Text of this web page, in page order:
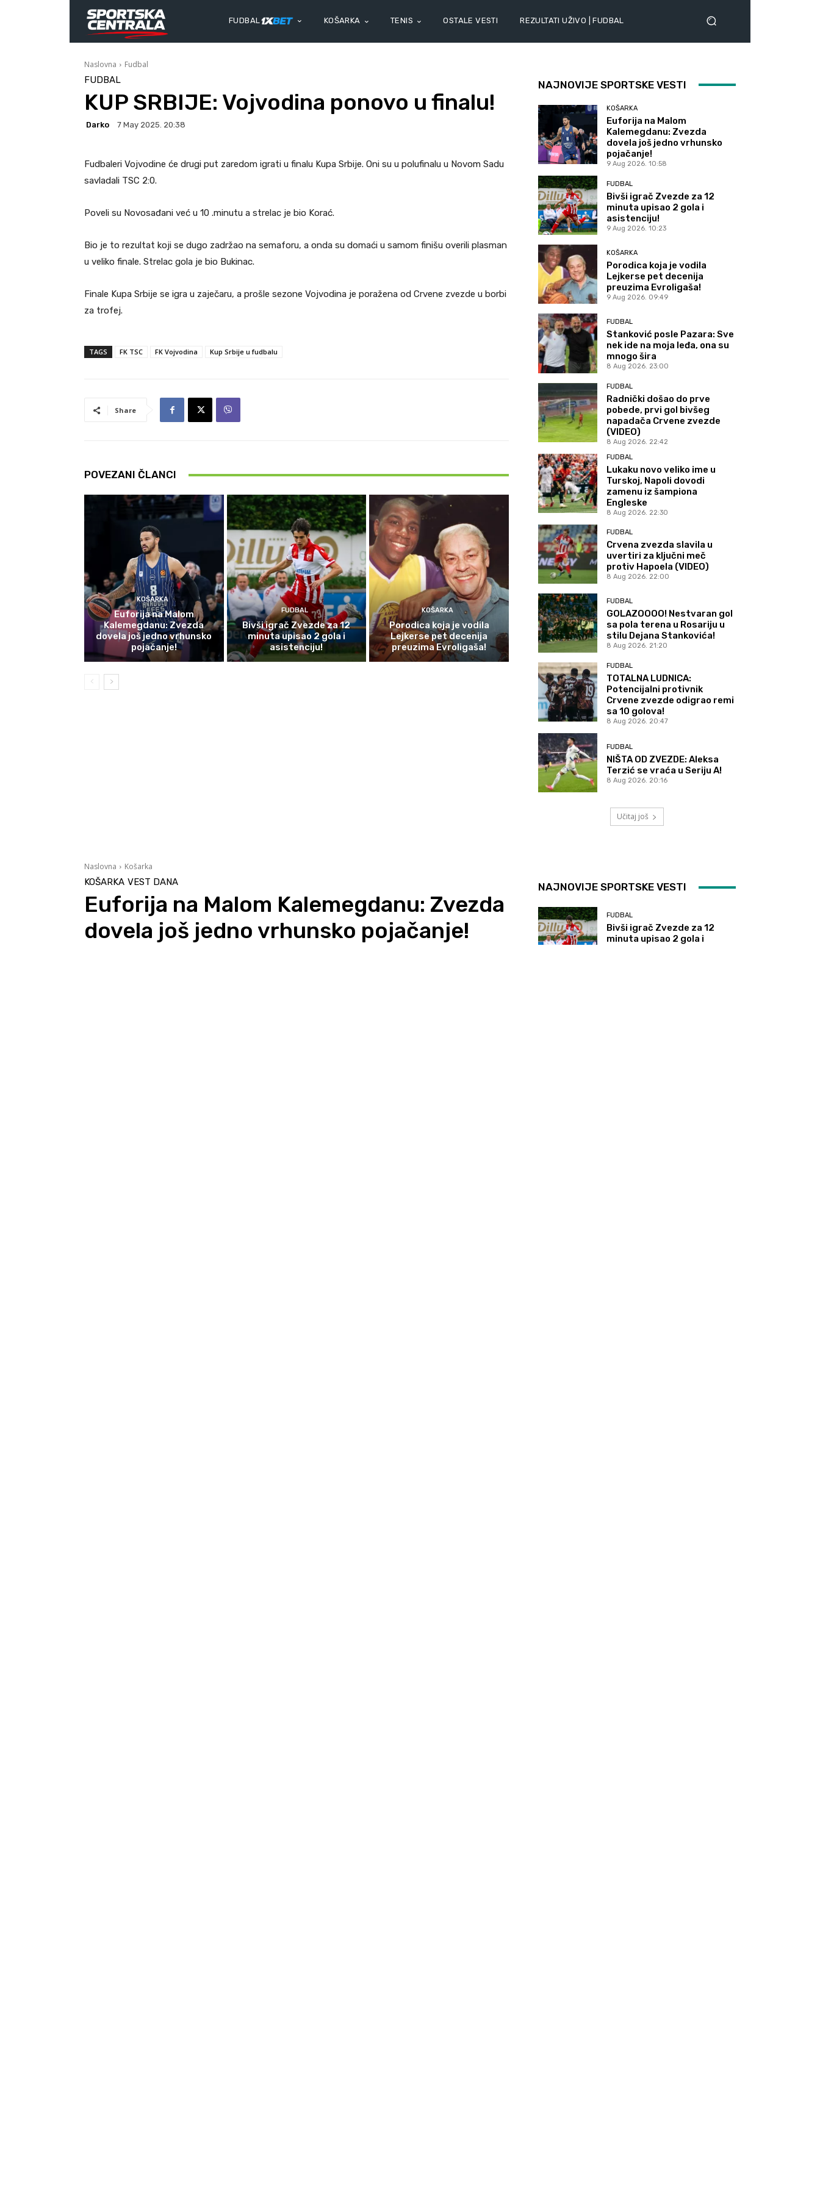
FUDBAL KOŠARKA TENIS OSTALE VESTI REZULTATI UŽIVO | FUDBAL
Naslovna Fudbal
FUDBAL
KUP SRBIJE: Vojvodina ponovo u finalu!
Darko 7 May 2025. 20:38
Fudbaleri Vojvodine će drugi put zaredom igrati u finalu Kupa Srbije. Oni su u polufinalu u Novom Sadu
savladali TSC 2:0.
Poveli su Novosađani već u 10 .minutu a strelac je bio Korać.
Bio je to rezultat koji se dugo zadržao na semaforu, a onda su domaći u samom finišu overili plasman
u veliko finale. Strelac gola je bio Bukinac.
Finale Kupa Srbije se igra u zaječaru, a prošle sezone Vojvodina je poražena od Crvene zvezde u borbi
za trofej.
TAGS FK TSC FK Vojvodina Kup Srbije u fudbalu
Share
POVEZANI ČLANCI
KOŠARKA
Euforija na Malom
Kalemegdanu: Zvezda
dovela još jedno vrhunsko
pojačanje!
FUDBAL
Bivši igrač Zvezde za 12
minuta upisao 2 gola i
asistenciju!
KOŠARKA
Porodica koja je vodila
Lejkerse pet decenija
preuzima Evroligaša!
NAJNOVIJE SPORTSKE VESTI
KOŠARKA
Euforija na Malom
Kalemegdanu: Zvezda
dovela još jedno vrhunsko
pojačanje!
9 Aug 2026. 10:58
FUDBAL
Bivši igrač Zvezde za 12
minuta upisao 2 gola i
asistenciju!
9 Aug 2026. 10:23
KOŠARKA
Porodica koja je vodila
Lejkerse pet decenija
preuzima Evroligaša!
9 Aug 2026. 09:49
FUDBAL
Stanković posle Pazara: Sve
nek ide na moja leđa, ona su
mnogo šira
8 Aug 2026. 23:00
FUDBAL
Radnički došao do prve
pobede, prvi gol bivšeg
napadača Crvene zvezde
(VIDEO)
8 Aug 2026. 22:42
FUDBAL
Lukaku novo veliko ime u
Turskoj, Napoli dovodi
zamenu iz šampiona
Engleske
8 Aug 2026. 22:30
FUDBAL
Crvena zvezda slavila u
uvertiri za ključni meč
protiv Hapoela (VIDEO)
8 Aug 2026. 22:00
FUDBAL
GOLAZOOOO! Nestvaran gol
sa pola terena u Rosariju u
stilu Dejana Stankovića!
8 Aug 2026. 21:20
FUDBAL
TOTALNA LUDNICA:
Potencijalni protivnik
Crvene zvezde odigrao remi
sa 10 golova!
8 Aug 2026. 20:47
FUDBAL
NIŠTA OD ZVEZDE: Aleksa
Terzić se vraća u Seriju A!
8 Aug 2026. 20:16
Učitaj još